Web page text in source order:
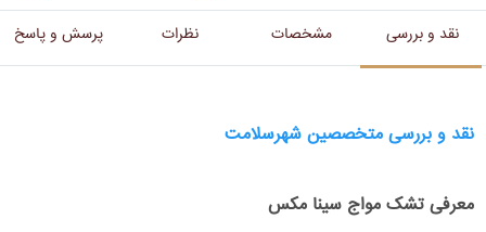
نقد و بررسی مشخصات نظرات پرسش و پاسخ
نقد و بررسی متخصصین شهرسلامت
معرفی تشک مواج سینا مکس